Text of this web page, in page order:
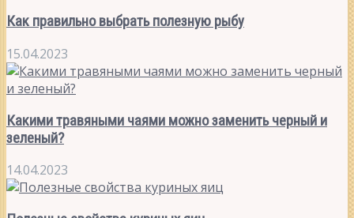
Как правильно выбрать полезную рыбу
15.04.2023
Какими травяными чаями можно заменить черный и
зеленый?
14.04.2023